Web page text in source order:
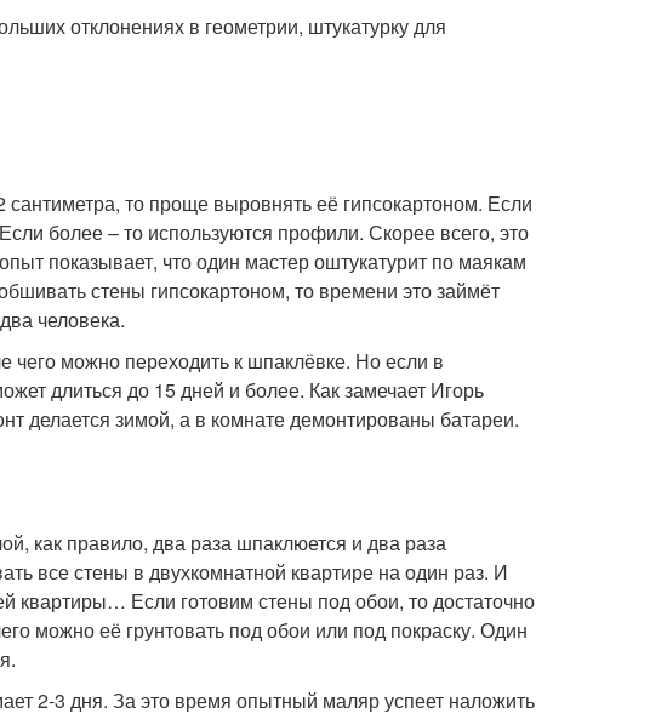
отклонениях в геометрии, штукатурку для
то проще выровнять её гипсокартоном. Если
более – то используются профили. Скорее всего, это
показывает, что один мастер оштукатурит по маякам
стены гипсокартоном, то времени это займёт
человека.
чего можно переходить к шпаклёвке. Но если в
длиться до 15 дней и более. Как замечает Игорь
делается зимой, а в комнате демонтированы батареи.
как правило, два раза шпаклюется и два раза
все стены в двухкомнатной квартире на один раз. И
квартиры… Если готовим стены под обои, то достаточно
можно её грунтовать под обои или под покраску. Один
2-3 дня. За это время опытный маляр успеет наложить